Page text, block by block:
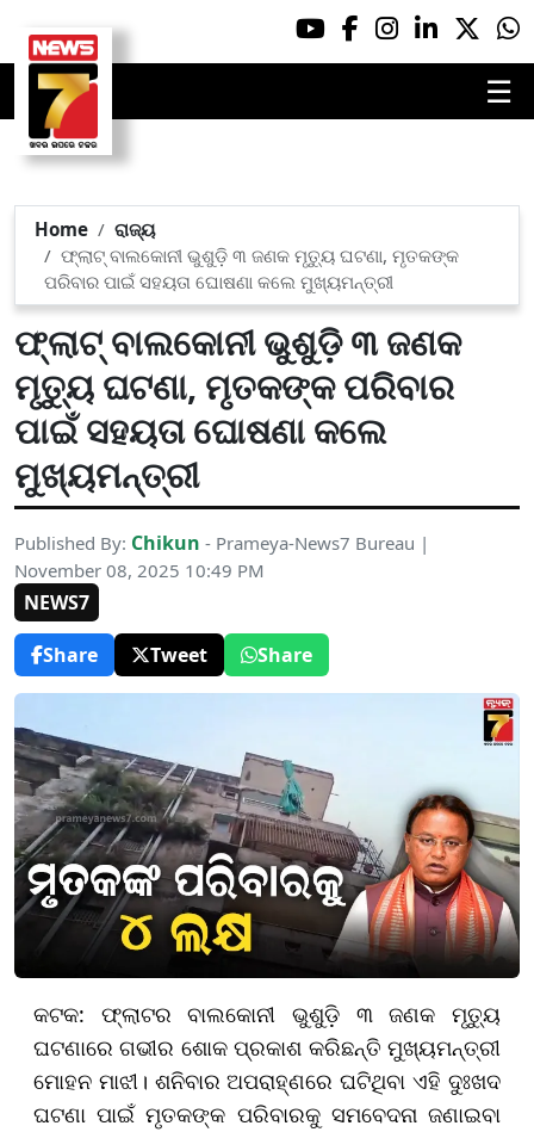
☰
Home
ରାଜ୍ୟ
ଫ୍ଲାଟ୍ ବାଲକୋନୀ ଭୁଶୁଡ଼ି ୩ ଜଣକ ମୃତ୍ୟୁ ଘଟଣା, ମୃତକଙ୍କ
ପରିବାର ପାଇଁ ସହୟତା ଘୋଷଣା କଲେ ମୁଖ୍ୟମନ୍ତ୍ରୀ
ଫ୍ଲାଟ୍ ବାଲକୋନୀ ଭୁଶୁଡ଼ି ୩ ଜଣକ
ମୃତ୍ୟୁ ଘଟଣା, ମୃତକଙ୍କ ପରିବାର
ପାଇଁ ସହୟତା ଘୋଷଣା କଲେ
ମୁଖ୍ୟମନ୍ତ୍ରୀ
Published By: Chikun - Prameya-News7 Bureau |
November 08, 2025 10:49 PM
NEWS7
Share
Tweet Share
କଟକ: ଫ୍ଲାଟର ବାଲକୋନୀ ଭୁଶୁଡ଼ି ୩ ଜଣକ ମୃତ୍ୟୁ
ଘଟଣାରେ ଗଭୀର ଶୋକ ପ୍ରକାଶ କରିଛନ୍ତି ମୁଖ୍ୟମନ୍ତ୍ରୀ
ମୋହନ ମାଝୀ। ଶନିବାର ଅପରାହ୍ଣରେ ଘଟିଥିବା ଏହି ଦୁଃଖଦ
ଘଟଣା ପାଇଁ ମୃତକଙ୍କ ପରିବାରକୁ ସମବେଦନା ଜଣାଇବା